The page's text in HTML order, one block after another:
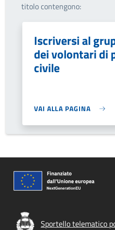
titolo contengono:
Iscriversi al
dei volontari di
civile
VAI ALLA PAGINA
Sportello telematico